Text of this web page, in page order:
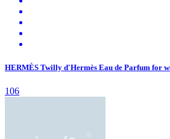
HERMÈS Twilly d'Hermès Eau de Parfum for
106